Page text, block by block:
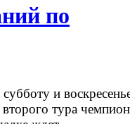
по
и
тура